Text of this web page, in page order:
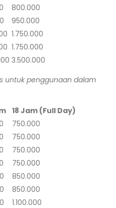
800.000
950.000
1.750.000
1.750.000
3.500.000
untuk penggunaan dalam
18 Jam (Full Day)
750.000
750.000
750.000
750.000
850.000
850.000
1.100.000